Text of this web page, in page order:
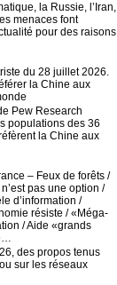
la Russie, l’Iran,
menaces font
pour des raisons
du 28 juillet 2026.
la Chine aux
Pew Research
populations des 36
la Chine aux
– Feux de forêts /
pas une option /
d’information /
résiste / «Méga-
/ Aide «grands
des propos tenus
sur les réseaux